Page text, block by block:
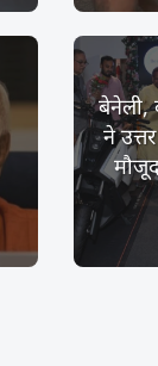
बेनेली,
ने